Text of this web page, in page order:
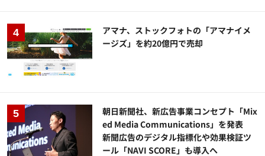
アマナ、ストックフォトの「アマナイメ
ージズ」を約20億円で売却
朝日新聞社、新広告事業コンセプト「Mix
ed Media Communications」を発表
新聞広告のデジタル指標化や効果検証ツ
ール「NAVI SCORE」も導入へ